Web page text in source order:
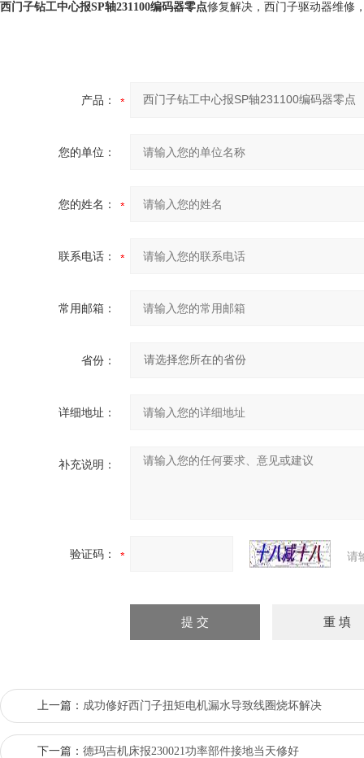
西门子钻工中心报SP轴231100编码器零点修复解决，西门子驱动器维修
产品：
您的单位：
您的姓名：
联系电话：
常用邮箱：
省份：
详细地址：
补充说明：
验证码： 请
上一篇： 成功修好西门子扭矩电机漏水导致线圈烧坏解决
下一篇： 德玛吉机床报230021功率部件接地当天修好